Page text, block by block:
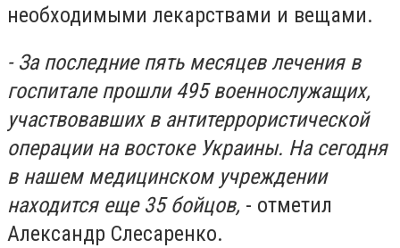
необходимыми лекарствами и вещами.
- За последниепять месяцев лечения в
госпитале прошли 495 военнослужащих,
участвовавших в антитеррористической
операции на востоке Украины. На сегодня
в нашем медицинском учреждении
находится еще 35 бойцов, - отметил
Александр Слесаренко.